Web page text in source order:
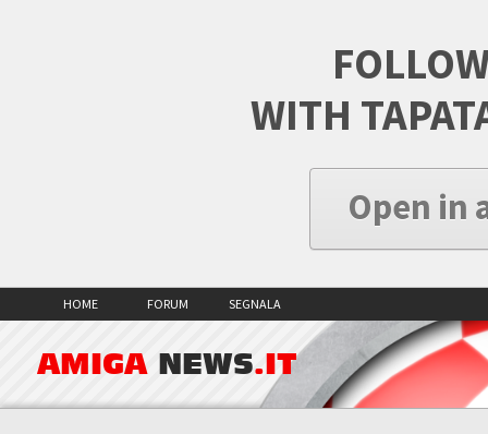
WITH
Open in
HOME FORUM SEGNALA
AMIGA NEWS.IT